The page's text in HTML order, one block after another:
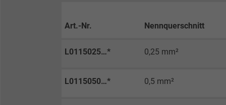
Optin-Einstellungen.
Art.-Nr. Nennquerschnitt
L0115025…* 0,25 mm²
L0115050…* 0,5 mm²